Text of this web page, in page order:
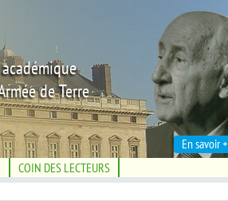
En savoir +
de Terre
COIN DES LECTEURS